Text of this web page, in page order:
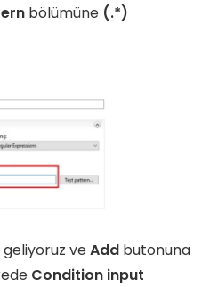
bölümüne (.*)
veAdd butonuna
Condition input